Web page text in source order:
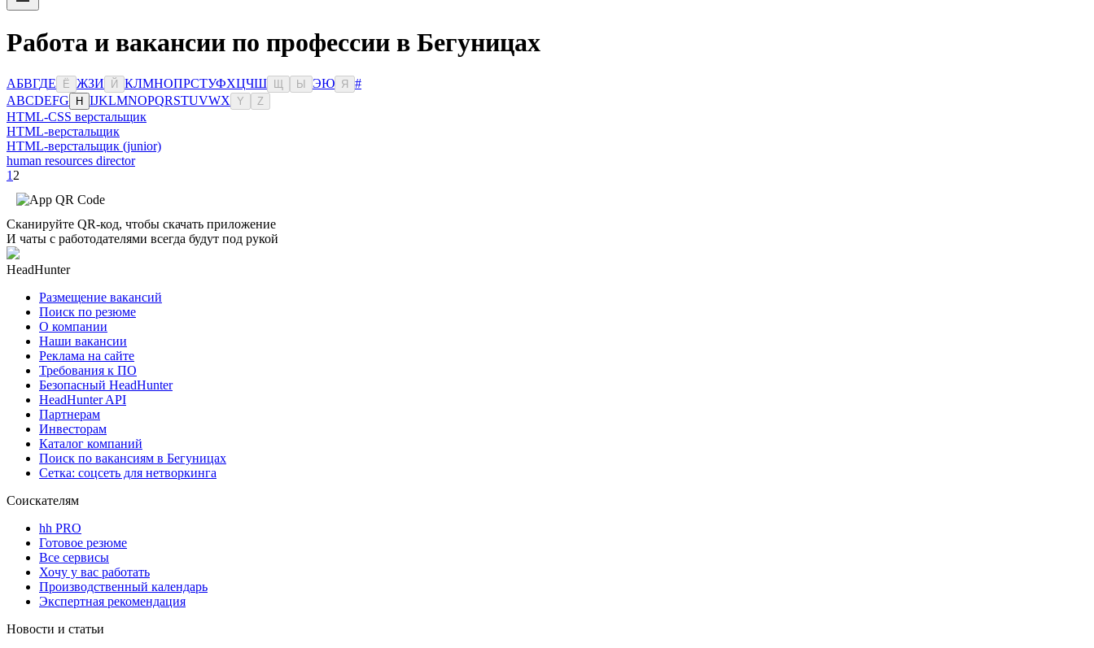
Работа и вакансии по профессии в Бегуницах
АБВГДЕ Ё ЖЗИ Й КЛМНОПРСТУФХЦЧШ Ы ЭЮ Я
#
ABCDEFG H IJKLMNOPQRSTUVWX Y Z
HTML-CSS верстальщик
HTML-верстальщик
HTML-верстальщик (junior)
human resources director
1 2
Сканируйте QR-код, чтобы скачать приложение
И чаты с работодателями всегда будут под рукой
HeadHunter
Размещение вакансий
Поиск по резюме
О компании
Наши вакансии
Реклама на сайте
Требования к ПО
Безопасный HeadHunter
HeadHunter API
Партнерам
Инвесторам
Каталог компаний
Поиск по вакансиям в Бегуницах
Сетка: соцсеть для нетворкинга
Соискателям
hh PRO
Готовое резюме
Все сервисы
Хочу у вас работать
Производственный календарь
Экспертная рекомендация
Новости и статьи